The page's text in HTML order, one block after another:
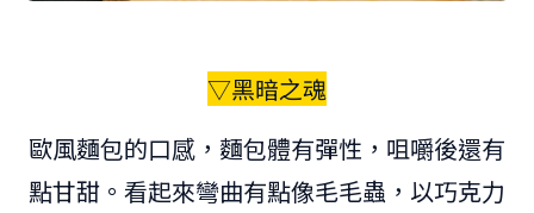
▽黑暗之魂
歐風麵包的口感，麵包體有彈性，咀嚼後還有
點甘甜。看起來彎曲有點像毛毛蟲，以巧克力